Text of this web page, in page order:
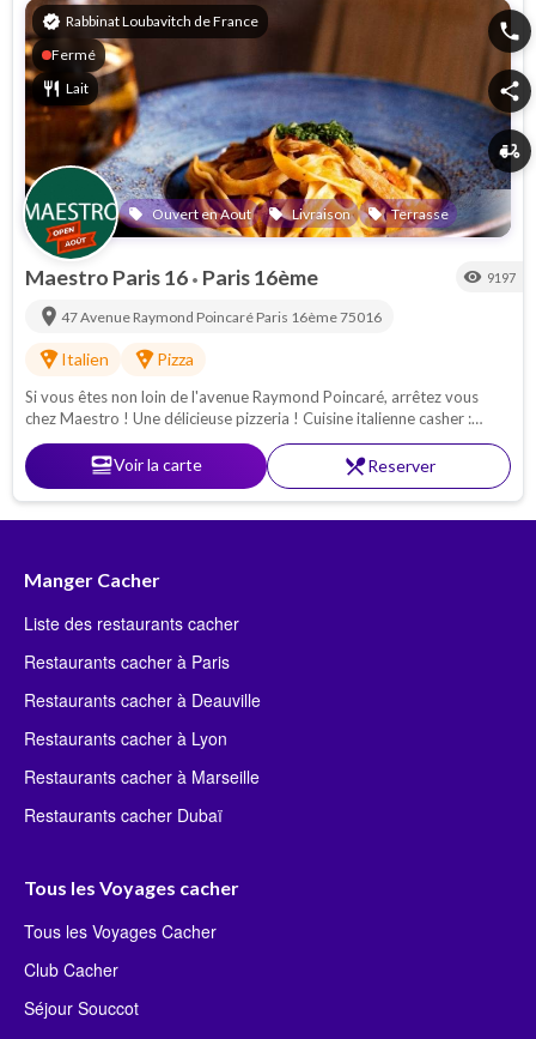
verified Rabbinat Loubavitch de France
Fermé
restaurant Lait
local_offer Ouvert en Aout local_offer Livraison local_offer Terrasse
phone
share
delivery_dining
Maestro Paris 16 • Paris 16ème visibility 9197
location_on 47 Avenue Raymond Poincaré Paris 16ème75016
local_pizzaItalien local_pizzaPizza
Si vous êtes non loin de l'avenue Raymond Poincaré, arrêtez vous
chez Maestro ! Une délicieuse pizzeria ! Cuisine italienne casher :
Pâtes - pizzas - antipasti. Proche de la Porte Maillot
set_mealVoir la carte restaurant_menuReserver
Manger Cacher
Liste des restaurants cacher
Restaurants cacher à Paris
Restaurants cacher à Deauville
Restaurants cacher à Lyon
Restaurants cacher à Marseille
Restaurants cacher Dubaï
Tous les Voyages cacher
Tous les Voyages Cacher
Club Cacher
Séjour Souccot